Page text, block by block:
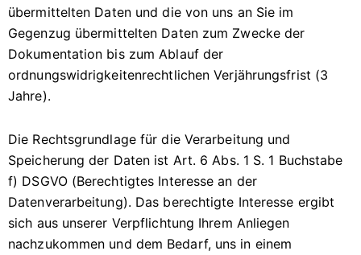
übermittelten Daten und die von uns an Sie im
Gegenzug übermittelten Daten zum Zwecke der
Dokumentation bis zum Ablauf der
ordnungswidrigkeitenrechtlichen Verjährungsfrist (3
Jahre).
Die Rechtsgrundlage für die Verarbeitung und
Speicherung der Daten ist Art. 6 Abs. 1 S. 1 Buchstabe
f) DSGVO (Berechtigtes Interesse an der
Datenverarbeitung). Das berechtigte Interesse ergibt
sich aus unserer Verpflichtung Ihrem Anliegen
nachzukommen und dem Bedarf, uns in einem